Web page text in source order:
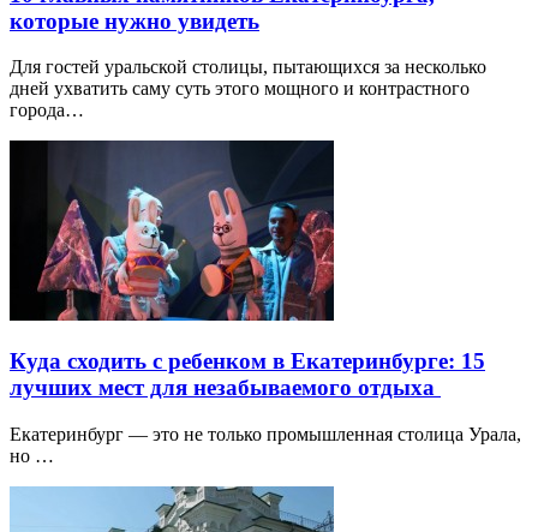
которые нужно увидеть
Для гостей уральской столицы, пытающихся за несколько
дней ухватить саму суть этого мощного и контрастного
города…
Куда сходить с ребенком в Екатеринбурге: 15
лучших мест для незабываемого отдыха
Екатеринбург — это не только промышленная столица Урала,
но …